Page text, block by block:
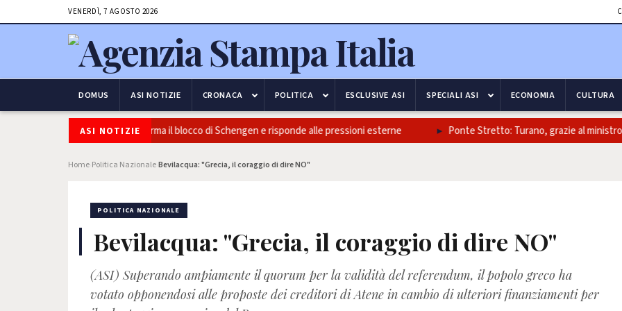
VENERDÌ, 7 AGOSTO 2026
DOMUS ASI NOTIZIE CRONACA POLITICA ESCLUSIVE ASI SPECIALI ASI ECONOMIA CULTURA
ASI NOTIZIE
e frontiere: l’Italia conferma il blocco di Schengen e risponde alle pressioni esterne Ponte Stretto: Turano, grazie al ministro
Home Politica NazionaleBevilacqua: "Grecia, il coraggio di dire NO"
POLITICA NAZIONALE
Bevilacqua: "Grecia, il coraggio di dire NO"
(ASI) Superando ampiamente il quorum per la validità del referendum, il popolo greco ha
votato opponendosi alle proposte dei creditori di Atene in cambio di ulteriori finanziamenti per